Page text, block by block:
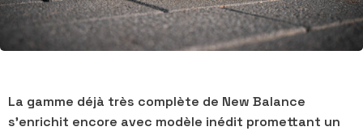
La gamme déjà très complète de New Balance
s'enrichit encore avec modèle inédit promettant un